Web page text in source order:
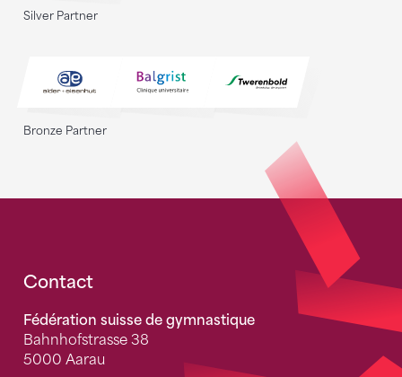
Silver Partner
Bronze Partner
Fusszeile
Contact
Fédération suisse de gymnastique
Bahnhofstrasse 38
5000 Aarau